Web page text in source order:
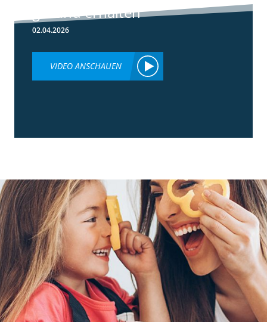
gesund erhalten
02.04.2026
VIDEO ANSCHAUEN